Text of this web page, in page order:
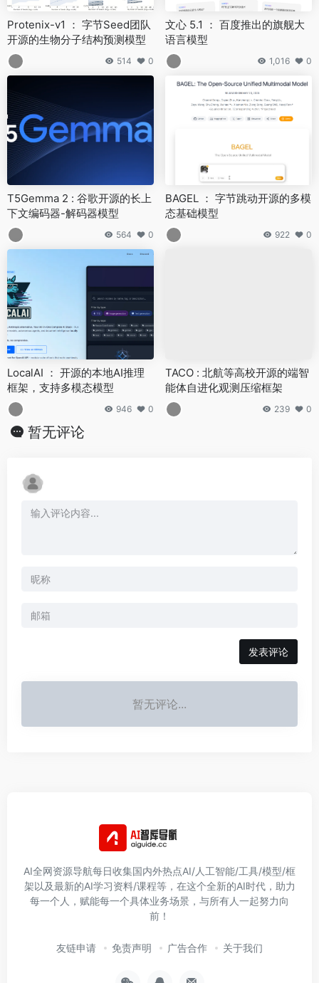
Protenix-v1 ： 字节Seed团队
开源的生物分子结构预测模型
514 0
文心 5.1 ： 百度推出的旗舰大
语言模型
1,016 0
T5Gemma 2 : 谷歌开源的长上
下文编码器-解码器模型
564 0
BAGEL ： 字节跳动开源的多模
态基础模型
922 0
LocalAI ： 开源的本地AI推理
框架，支持多模态模型
946 0
TACO : 北航等高校开源的端智
能体自进化观测压缩框架
239 0
暂无评论
发表评论
暂无评论...
AI全网资源导航每日收集国内外热点AI/人工智能/工具/模型/框
架以及最新的AI学习资料/课程等，在这个全新的AI时代，助力
每一个人，赋能每一个具体业务场景，与所有人一起努力向
前！
友链申请 免责声明 广告合作 关于我们